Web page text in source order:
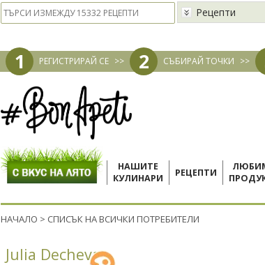
Рецепти
1 РЕГИСТРИРАЙ СЕ >> 2 СЪБИРАЙ ТОЧКИ >>
НАШИТЕ
КУЛИНАРИ
РЕЦЕПТИ
НАЧАЛО > СПИСЪК НА ВСИЧКИ ПОТРЕБИТЕЛИ
Julia Decheva